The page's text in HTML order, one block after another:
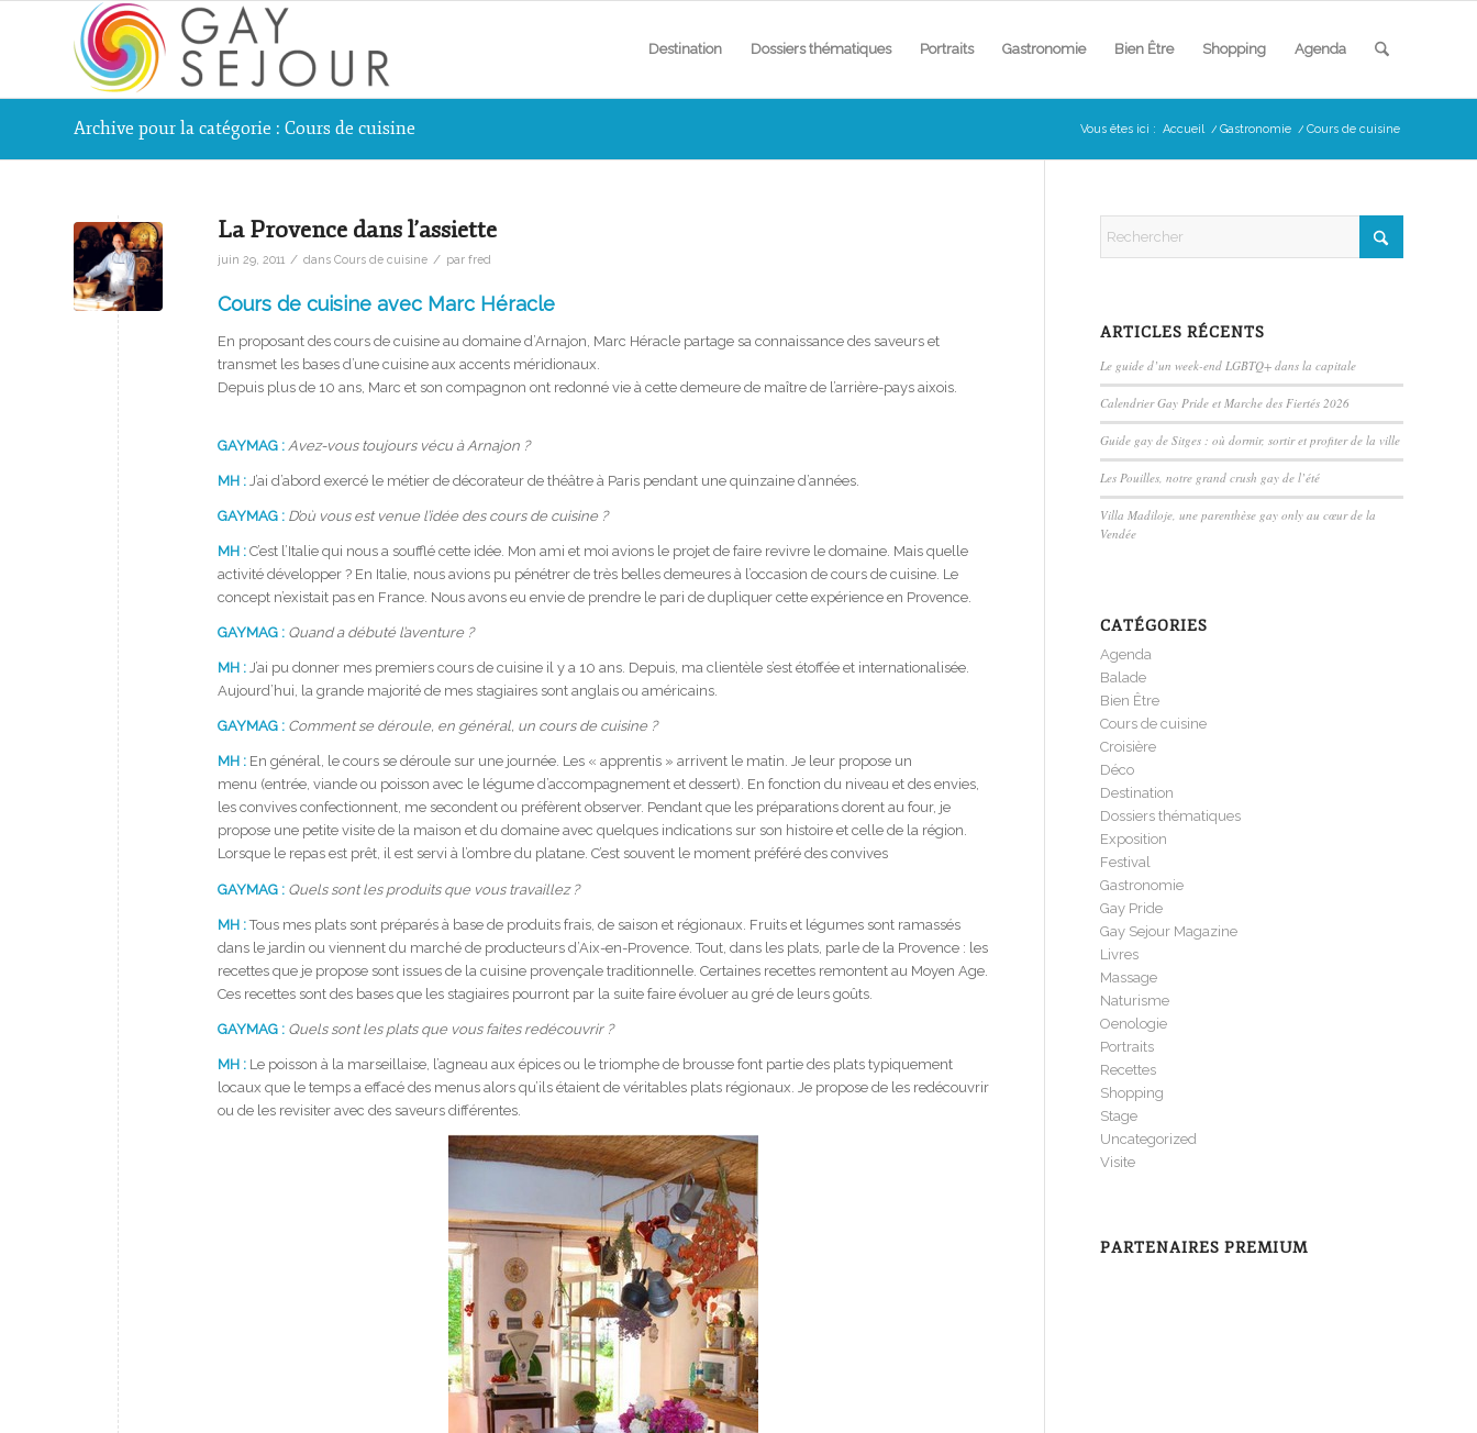
Destination Dossiers thématiques Portraits Gastronomie Bien Être Shopping Agenda
Archive pour la catégorie : Cours de cuisine Vous êtes ici : Accueil / Gastronomie / Cours de cuisine
La Provence dans l’assiette
juin 29, 2011 / dans Cours de cuisine / par fred
Cours de cuisine avec Marc Héracle
En proposant des cours de cuisine au do­maine d’Arnajon, Marc Héracle partage sa connaissance des saveurs et
transmet les ba­ses d’une cuisine aux accents méridionaux.
Depuis plus de 10 ans, Marc et son compagnon ont redon­né vie à cette demeure de maître de l’arrière-pays aixois.
GAYMAG : Avez-vous toujours vécu à Arnajon ?
MH : J’ai d’abord exercé le métier de décorateur de théâtre à Paris pendant une quinzaine d’années.
GAYMAG : D’où vous est venue l’idée des cours de cuisine ?
MH : C’est l’Italie qui nous a soufflé cette idée. Mon ami et moi avions le projet de faire revivre le domaine. Mais quelle
activité développer ? En Italie, nous avions pu pénétrer de très belles demeures à l’occasion de cours de cuisine. Le
concept n’existait pas en France. Nous avons eu envie de prendre le pari de dupliquer cette expérience en Provence.
GAYMAG : Quand a débuté l’aventure ?
MH : J’ai pu donner mes premiers cours de cuisine il y a 10 ans. Depuis, ma clientèle s’est étoffée et internationalisée.
Aujourd’hui, la grande majorité de mes stagiaires sont anglais ou américains.
GAYMAG : Comment se déroule, en général, un cours de cuisine ?
MH : En général, le cours se déroule sur une journée. Les « apprentis » arrivent le matin. Je leur propose un
menu (entrée, viande ou poisson avec le légume d’accompagnement et dessert). En fonction du niveau et des envies,
les convives confectionnent, me secondent ou préfèrent observer. Pendant que les préparations dorent au four, je
propose une petite visite de la maison et du domaine avec quelques indications sur son histoire et celle de la région.
Lorsque le repas est prêt, il est servi à l’ombre du platane. C’est souvent le moment préféré des convives
GAYMAG : Quels sont les produits que vous travaillez ?
MH :Tous mes plats sont préparés à base de produits frais, de saison et régionaux. Fruits et légumes sont ramassés
dans le jardin ou viennent du marché de producteurs d’Aix-en-Provence. Tout, dans les plats, parle de la Provence : les
recettes que je propose sont issues de la cuisine provençale traditionnelle. Certaines recettes remontent au Moyen Age.
Ces recettes sont des bases que les stagiaires pourront par la suite faire évoluer au gré de leurs goûts.
GAYMAG : Quels sont les plats que vous faites redécouvrir ?
MH : Le poisson à la marseillaise, l’agneau aux épices ou le triomphe de brousse font partie des plats typiquement
locaux que le temps a effacé des menus alors qu’ils étaient de véritables plats régionaux. Je propose de les redécouvrir
ou de les revisiter avec des saveurs différentes.
ARTICLES RÉCENTS
Le guide d’un week-end LGBTQ+ dans la capitale
Calendrier Gay Pride et Marche des Fiertés 2026
Guide gay de Sitges : où dormir, sortir et profiter de la ville
Les Pouilles, notre grand crush gay de l’été
Villa Madiloje, une parenthèse gay only au cœur de la
Vendée
CATÉGORIES
Agenda
Balade
Bien Être
Cours de cuisine
Croisière
Déco
Destination
Dossiers thématiques
Exposition
Festival
Gastronomie
Gay Pride
Gay Sejour Magazine
Livres
Massage
Naturisme
Oenologie
Portraits
Recettes
Shopping
Stage
Uncategorized
Visite
PARTENAIRES PREMIUM